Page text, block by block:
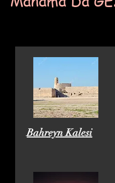
Bahreyn Kalesi